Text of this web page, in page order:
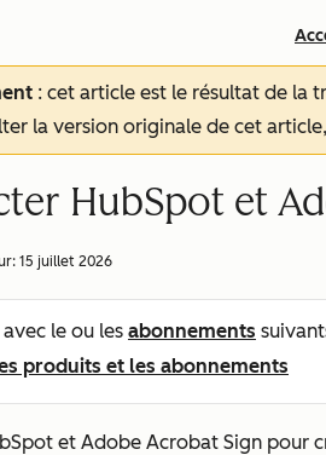
: cet article est le résultat de la
la version originale de cet
HubSpot et
15 juillet 2026
le ou les abonnements
produits et les abonnements
et Adobe Acrobat Sign pour